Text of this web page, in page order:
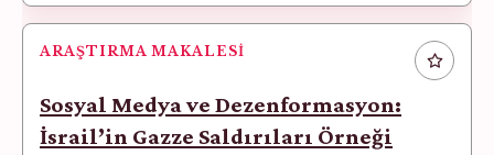
ARAŞTIRMA MAKALESI
Sosyal Medya ve Dezenformasyon:
İsrail’in Gazze Saldırıları Örneği